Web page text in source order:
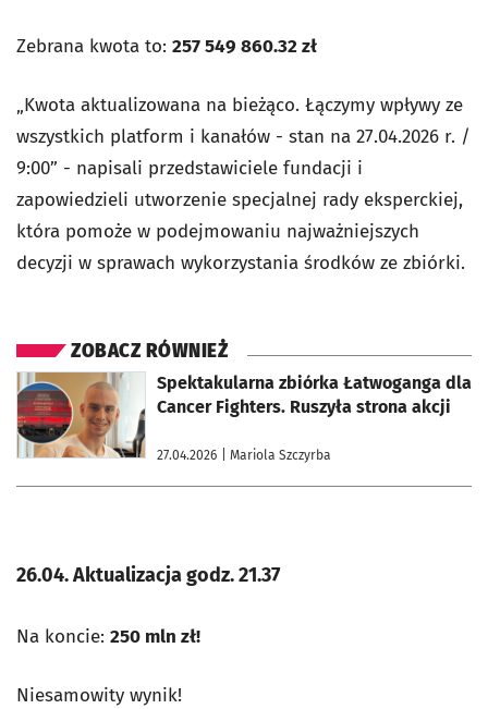
Zebrana kwota to: 257 549 860.32 zł
„Kwota aktualizowana na bieżąco. Łączymy wpływy ze
wszystkich platform i kanałów - stan na 27.04.2026 r. /
9:00” - napisali przedstawiciele fundacji i
zapowiedzieli utworzenie specjalnej rady eksperckiej,
która pomoże w podejmowaniu najważniejszych
decyzji w sprawach wykorzystania środków ze zbiórki.
ZOBACZ RÓWNIEŻ
Spektakularna zbiórka Łatwoganga dla
Cancer Fighters. Ruszyła strona akcji
27.04.2026 | Mariola Szczyrba
otworzy się w nowej karcie
26.04. Aktualizacja godz. 21.37
Na koncie: 250 mln zł!
Niesamowity wynik!